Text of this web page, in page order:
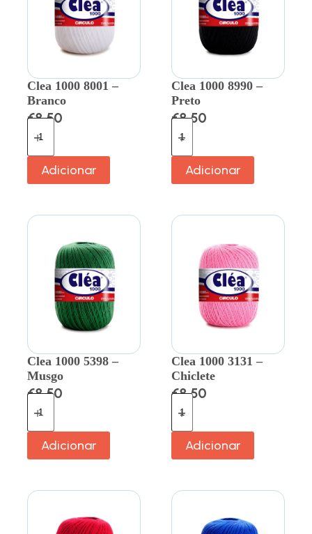
Clea 1000 8001 –
Branco
€8.50
Adicionar
Clea 1000 8990 –
Preto
€8.50
Adicionar
Clea 1000 5398 –
Musgo
€8.50
Adicionar
Clea 1000 3131 –
Chiclete
€8.50
Adicionar